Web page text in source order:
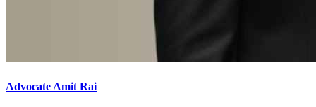
Advocate Amit Rai